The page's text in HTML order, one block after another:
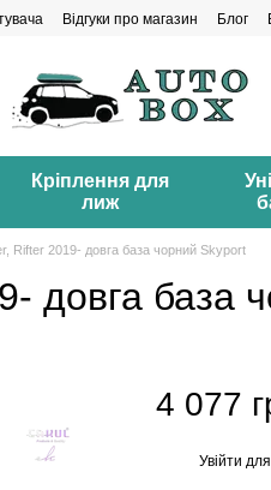
Відгуки про магазин Блог
Кріплення для
лиж
Rifter 2019- довга база чорний Skyport
довга база
4 077
Увійти